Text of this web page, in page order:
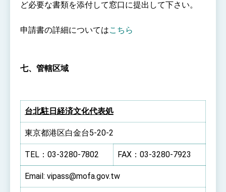
ど必要な書類を添付して窓口に提出して下さい。
申請書の詳細についてはこちら
七、管轄区域
台北駐日経済文化代表処
東京都港区白金台5-20-2
TEL：03-3280-7802 FAX：03-3280-7923
Email: vipass@mofa.gov.tw